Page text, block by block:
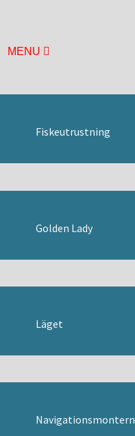
MENU
MUSEIFÖRENINGEN
BÅTHALLEN
LÄGET
KONTAKT
SVENSKA
Engelska
Fiskeutrustning
Golden Lady
Läget
Navigationsmontern